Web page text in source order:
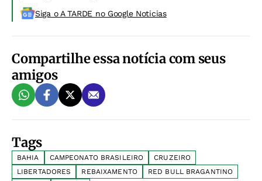
Siga o A TARDE no Google Noticias
Compartilhe essa notícia com seus
amigos
Tags
BAHIA CAMPEONATO BRASILEIRO
CRUZEIRO
LIBERTADORES
REBAIXAMENTO RED BULL BRAGANTINO